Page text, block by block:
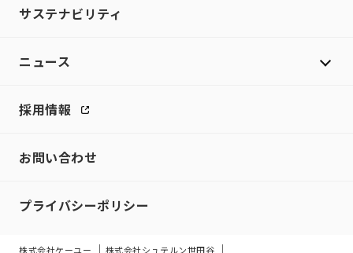
サステナビリティ
ニュース
採用情報
お問い合わせ
プライバシーポリシー
株式会社ケーユー 株式会社シュテルン世田谷